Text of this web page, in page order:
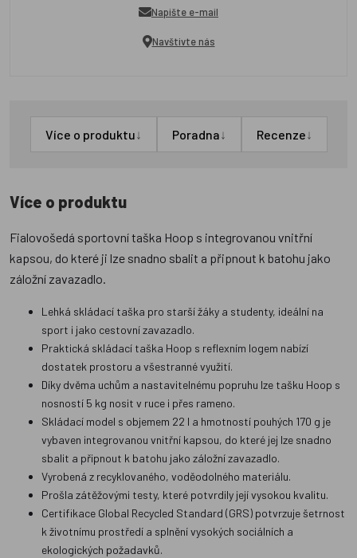
Napište e-mail
Navštivte nás
Více o produktu↓ Poradna↓ Recenze↓
Více o produktu
Fialovošedá sportovní taška Hoop s integrovanou vnitřní
kapsou, do které ji lze snadno sbalit a připnout k batohu jako
záložní zavazadlo.
Lehká skládací taška pro starší žáky a studenty, ideální na
sport i jako cestovní zavazadlo.
Praktická skládací taška Hoop s reflexním logem nabízí
dostatek prostoru a všestranné využití.
Díky dvěma uchům a nastavitelnému popruhu lze tašku Hoop s
nosností 5 kg nosit v ruce i přes rameno.
Skládací model s objemem 22 l a hmotností pouhých 170 g je
vybaven integrovanou vnitřní kapsou, do které jej lze snadno
sbalit a připnout k batohu jako záložní zavazadlo.
Vyrobená z recyklovaného, voděodolného materiálu.
Prošla zátěžovými testy, které potvrdily její vysokou kvalitu.
Certifikace Global Recycled Standard (GRS) potvrzuje šetrnost
k životnímu prostředí a splnění vysokých sociálních a
ekologických požadavků.